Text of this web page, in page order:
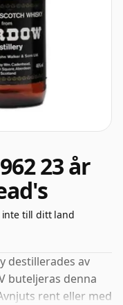
23 år
inte till ditt land
destillerades av
buteljeras denna
rent eller med